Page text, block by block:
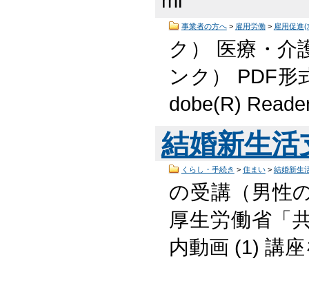
事業者の方へ> 雇用労働> 雇用促進
ク） 医療・介
ンク） PDF形
dobe(R)
結婚新生
くらし・手続き > 住まい> 結婚新生
の受講（男性
厚生労働省「
内動画 (1) 講